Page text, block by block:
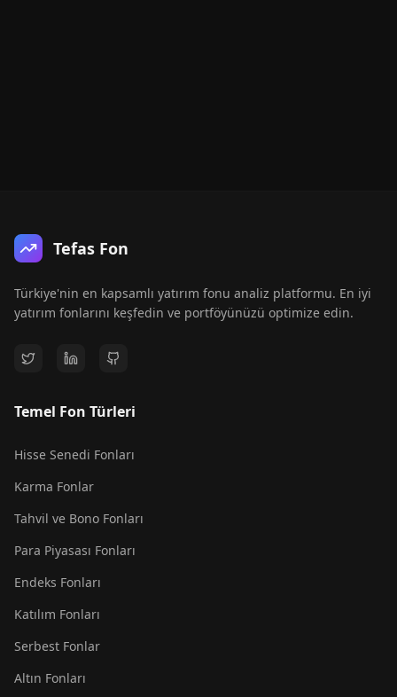
Tefas Fon
Türkiye'nin en kapsamlı yatırım fonu analiz platformu. En iyi
yatırım fonlarını keşfedin ve portföyünüzü optimize edin.
Temel Fon Türleri
Hisse Senedi Fonları
Karma Fonlar
Tahvil ve Bono Fonları
Para Piyasası Fonları
Endeks Fonları
Katılım Fonları
Serbest Fonlar
Altın Fonları